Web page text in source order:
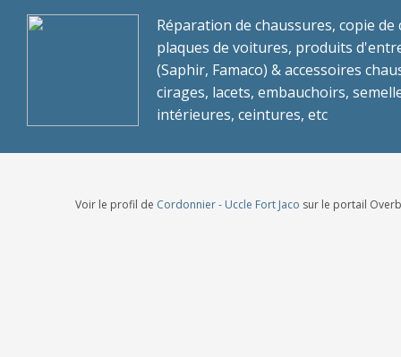
Réparation de chaussures, copie de
plaques de voitures, produits
(Saphir, Famaco) & accessoires
cirages, lacets, embauchoirs,
intérieures, ceintures, etc
Voir le profil de Cordonnier - Uccle Fort Jaco sur le portail